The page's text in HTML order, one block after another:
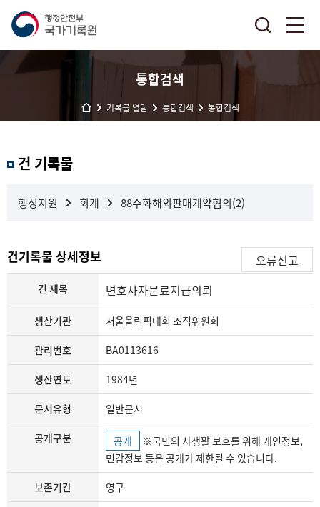
통합검색
기록물 열람 통합검색 통합검색
과 건 기록물
행정지원 회계 88주화해외판매계약협의(2)
건기록물 상세정보 오류신고
건 제목 변호사자문료지급의뢰
생산기관 서울올림픽대회 조직위원회
관리번호 BA0113616
생산연도 1984년
문서유형 일반문서
공개구분 공개
민감정보 등은 공개가 제한될 수 있습니다.
보존기간 영구